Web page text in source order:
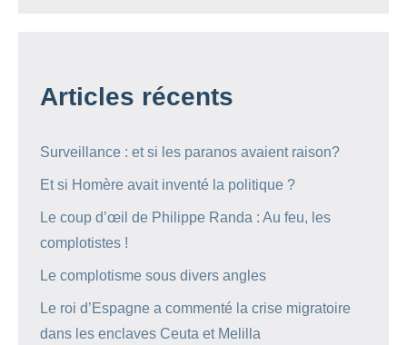
Articles récents
Surveillance : et si les paranos avaient raison?
Et si Homère avait inventé la politique ?
Le coup d’œil de Philippe Randa : Au feu, les
complotistes !
Le complotisme sous divers angles
Le roi d’Espagne a commenté la crise migratoire
dans les enclaves Ceuta et Melilla